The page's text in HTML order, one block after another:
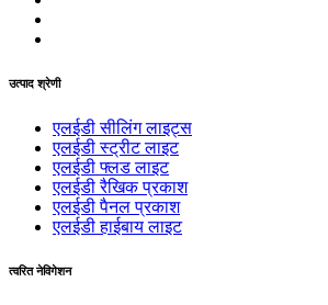
उत्पाद श्रेणी
एलईडी सीलिंग लाइट्स
एलईडी स्ट्रीट लाइट
एलईडी फ्लड लाइट
एलईडी रैखिक प्रकाश
एलईडी पैनल प्रकाश
एलईडी हाईबाय लाइट
त्वरित नेविगेशन